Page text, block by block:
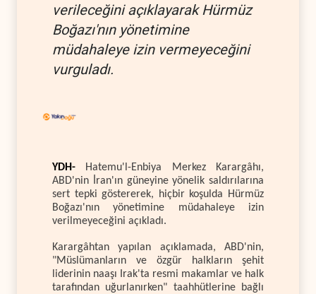
verileceğini açıklayarak Hürmüz
Boğazı'nın yönetimine
müdahaleye izin vermeyeceğini
vurguladı.
YDH- Hatemu'l-Enbiya Merkez Karargâhı,
ABD'nin İran'ın güneyine yönelik saldırılarına
sert tepki göstererek, hiçbir koşulda Hürmüz
Boğazı'nın yönetimine müdahaleye izin
verilmeyeceğini açıkladı.
Karargâhtan yapılan açıklamada, ABD'nin,
"Müslümanların ve özgür halkların şehit
liderinin naaşı Irak'ta resmi makamlar ve halk
tarafından uğurlanırken" taahhütlerine bağlı